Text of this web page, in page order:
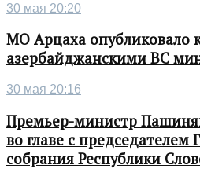
30 мая 20:20
МО Арцаха опубликовало
азербайджанскими ВС
30 мая 20:16
Премьер-министр
во главе с председателем
собрания Республики